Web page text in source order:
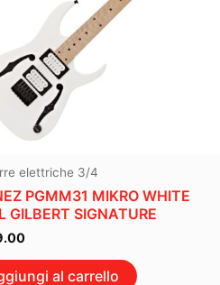
elettriche 3/4
PGMM31 MIKRO WHITE
GILBERT SIGNATURE
al carrello